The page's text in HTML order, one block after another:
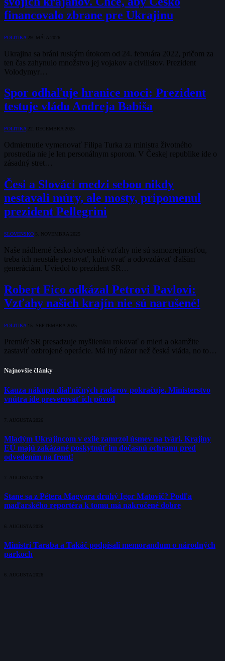
financovalo zbrane pre Ukrajinu
POLITIKA 29. MÁJA 2026
Ukrajina sa bráni ruským útokom od 24. februára 2022, pričom za
ten čas zahynulo množstvo jej vojakov a civilistov. Prezident
Volodymyr…
Spor odhaľuje hranice moci: Prezident
testuje vládu Andreja Babiša
POLITIKA 22. DECEMBRA 2025
Odmietnutie vymenovať Filipa Turka za ministra životného
prostredia nie je len personálnym sporom. V Českej republike ide o
zásadný stret…
Česi a Slováci medzi sebou nikdy
nestavali múry, ale mosty, pripomenul
prezident Pellegrini
SLOVENSKO 5. NOVEMBRA 2025
Naše nádherné česko-slovenské vzťahy nie sú samozrejmosťou,
treba ich neustále pestovať, kultivovať a odovzdávať ďalším
generáciám. Uviedol to prezident SR…
Robert Fico odkázal Petrovi Pavlovi:
Vzťahy našich krajín nie sú narušené!
POLITIKA 15. SEPTEMBRA 2025
Premiér SR presadzuje myšlienku rokovať o mieri a okamžite
zastaviť ozbrojené operácie. Má iný názor než česká vláda, no to…
Najnovšie články
Kauza nákupu diaľničných radarov pokračuje. Ministerstvo
vnútra ide preverovať ich pôvod
7. AUGUSTA 2026
Mladým Ukrajincom v exile zamrzol úsmev na tvári. Krajiny
EÚ majú zakázané poskytnúť im dočasnú ochranu pred
odvedením na front!
7. AUGUSTA 2026
Stane sa z Pétera Magyara druhý Igor Matovič? Podľa
maďarského reportéra k tomu má nakročené dobre
6. AUGUSTA 2026
Ministri Taraba a Takáč podpísali memorandum o národných
parkoch
6. AUGUSTA 2026